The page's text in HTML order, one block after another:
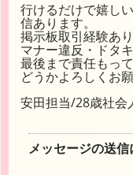
行けるだけで嬉し
信あります。
掲示板取引経験あり
マナー違反・ドタ
最後まで責任もっ
どうかよろしくお
安田担当/28歳社会
メッセージの送信